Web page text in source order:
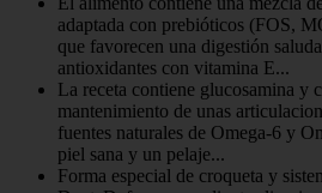
adaptada con prebióticos (FOS,
que favorecen una digestión
antioxidantes con vitamina E...
La receta contiene glucosamina y
mantenimiento de unas
fuentes naturales de Omega-6 y
piel sana y un pelaje...
Forma especial de croqueta y